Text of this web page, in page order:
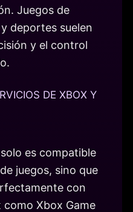
Juegos de
deportes suelen
y el control
DE XBOX Y
es compatible
juegos, sino que
con
Xbox Game